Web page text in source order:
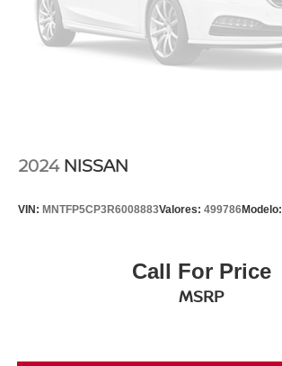
2024 NISSAN
VIN: MNTFP5CP3R6008883Valores: 499786Modelo:
Call For Price
MSRP